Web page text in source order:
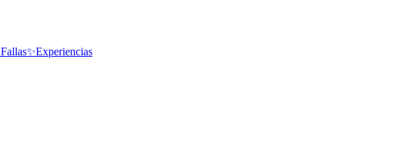
Fallas✨Experiencias